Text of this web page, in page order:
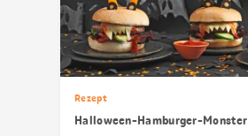
Rezept
Halloween-Hamburger-Monster